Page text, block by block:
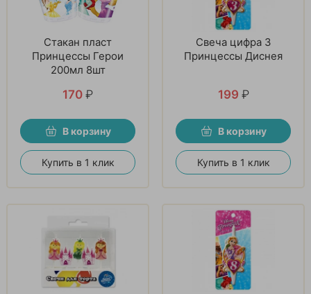
Стакан пласт
Принцессы Герои
200мл 8шт
170 ₽
В корзину
Купить в 1 клик
Свеча цифра 3
Принцессы Диснея
199 ₽
В корзину
Купить в 1 клик